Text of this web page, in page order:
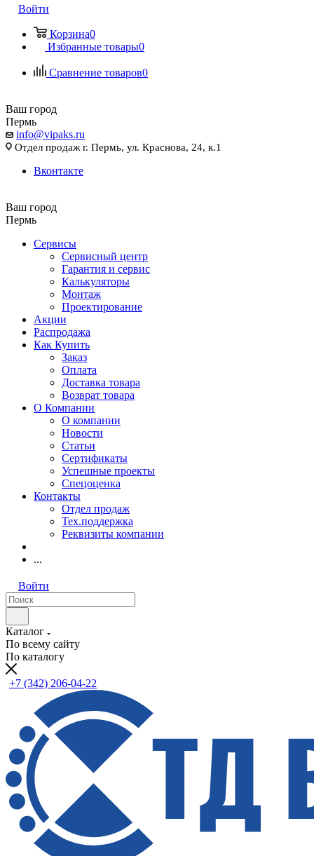
Войти
Корзина0
Избранные товары0
Сравнение товаров0
Ваш город
Пермь
info@vipaks.ru
Отдел продаж г. Пермь, ул. Краснова, 24, к.1
Вконтакте
Ваш город
Пермь
Сервисы
Сервисный центр
Гарантия и сервис
Калькуляторы
Монтаж
Проектирование
Акции
Распродажа
Как Купить
Заказ
Оплата
Доставка товара
Возврат товара
О Компании
О компании
Новости
Статьи
Сертификаты
Успешные проекты
Спецоценка
Контакты
Отдел продаж
Тех.поддержка
Реквизиты компании
...
Войти
Каталог
По всему сайту
По каталогу
+7 (342) 206-04-22